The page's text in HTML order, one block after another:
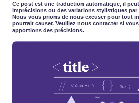
Ce post est une traduction automatique, il
imprécisions ou des variations stylistiques
Nous vous prions de nous excuser pour tout
pourrait causer. Veuillez nous contacter si
apportions des précisions.